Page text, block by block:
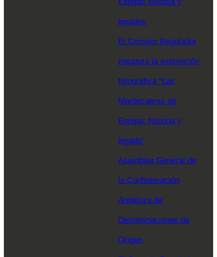
legado»
El Consejo Regulador
inaugura la exposición
fotográfica “Las
Mantecaeras de
Estepa: historia y
legado”
Asamblea General de
la Confederación
Andaluza de
Denominaciones de
Origen